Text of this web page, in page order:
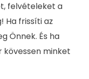
felvételeket a
Ha frissíti az
Önnek. És ha
kövessen minket